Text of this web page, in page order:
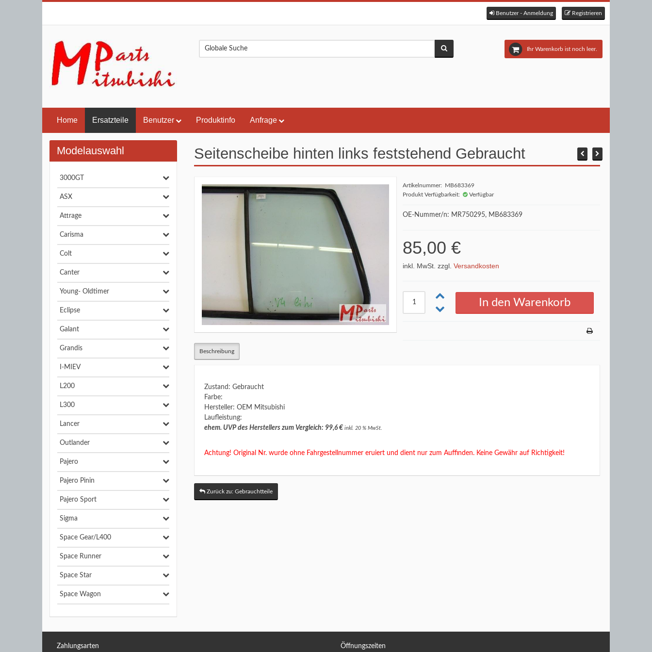
Benutzer - Anmeldung Registrieren
Ihr Warenkorb ist noch leer.
Home Ersatzteile Benutzer Produktinfo Anfrage
Seitenscheibe hinten links feststehend Gebraucht
Artikelnummer: MB683369
Produkt Verfügbarkeit:
Verfügbar
OE-Nummer/n: MR750295, MB683369
85,00 €
inkl. MwSt. zzgl.Versandkosten
Beschreibung
Zustand: Gebraucht
Farbe:
Hersteller: OEM Mitsubishi
Laufleistung:
ehem. UVP des Herstellers zum Vergleich: 99,6 €inkl. 20 % MwSt.
Achtung! Original Nr. wurde ohne Fahrgestellnummer eruiert und dient nur zum Auffinden. Keine Gewähr auf Richtigkeit!
Zurück zu: Gebrauchtteile
Modelauswahl
3000GT
ASX
Attrage
Carisma
Colt
Canter
Young- Oldtimer
Eclipse
Galant
Grandis
I-MIEV
L200
L300
Lancer
Outlander
Pajero
Pajero Pinin
Pajero Sport
Sigma
Space Gear/L400
Space Runner
Space Star
Space Wagon
Zahlungsarten Öffnungszeiten